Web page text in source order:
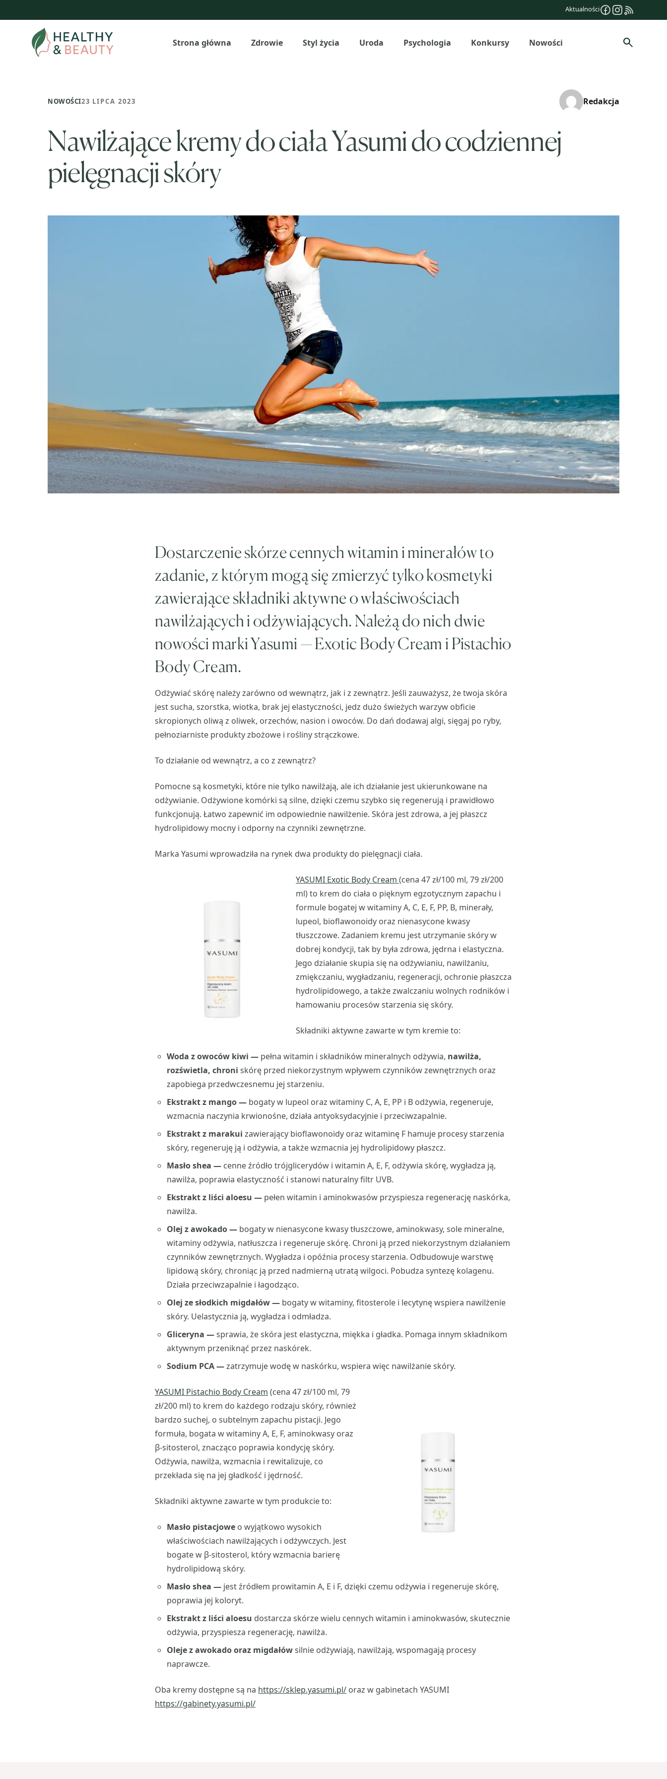
do
Aktualności
Strona główna Zdrowie Styl życia Uroda Psychologia Konkursy Nowości Szukaj
NOWOŚCI23 LIPCA 2023 Redakcja
Nawilżające kremy do ciała Yasumi do codziennej
pielęgnacji skóry
Dostarczenie skórze cennych witamin i minerałów to
zadanie, z którym mogą się zmierzyć tylko kosmetyki
zawierające składniki aktywne o właściwościach
nawilżających i odżywiających. Należą do nich dwie
nowości marki Yasumi — Exotic Body Cream i Pistachio
Body Cream.
Odżywiać skórę należy zarówno od wewnątrz, jak i z zewnątrz. Jeśli zauważysz, że twoja skóra
jest sucha, szorstka, wiotka, brak jej elastyczności, jedz dużo świeżych warzyw obficie
skropionych oliwą z oliwek, orzechów, nasion i owoców. Do dań dodawaj algi, sięgaj po ryby,
pełnoziarniste produkty zbożowe i rośliny strączkowe.
To działanie od wewnątrz, a co z zewnątrz?
Pomocne są kosmetyki, które nie tylko nawilżają, ale ich działanie jest ukierunkowane na
odżywianie. Odżywione komórki są silne, dzięki czemu szybko się regenerują i prawidłowo
funkcjonują. Łatwo zapewnić im odpowiednie nawilżenie. Skóra jest zdrowa, a jej płaszcz
hydrolipidowy mocny i odporny na czynniki zewnętrzne.
Marka Yasumi wprowadziła na rynek dwa produkty do pielęgnacji ciała.
YASUMI Exotic Body Cream (cena 47 zł/100 ml, 79 zł/200
ml) to krem do ciała o pięknym egzotycznym zapachu i
formule bogatej w witaminy A, C, E, F, PP, B, minerały,
lupeol, bioflawonoidy oraz nienasycone kwasy
tłuszczowe. Zadaniem kremu jest utrzymanie skóry w
dobrej kondycji, tak by była zdrowa, jędrna i elastyczna.
Jego działanie skupia się na odżywianiu, nawilżaniu,
zmiękczaniu, wygładzaniu, regeneracji, ochronie płaszcza
hydrolipidowego, a także zwalczaniu wolnych rodników i
hamowaniu procesów starzenia się skóry.
Składniki aktywne zawarte w tym kremie to:
Woda z owoców kiwi — pełna witamin i składników mineralnych odżywia, nawilża,
rozświetla, chroni skórę przed niekorzystnym wpływem czynników zewnętrznych oraz
zapobiega przedwczesnemu jej starzeniu.
Ekstrakt z mango — bogaty w lupeol oraz witaminy C, A, E, PP i B odżywia, regeneruje,
wzmacnia naczynia krwionośne, działa antyoksydacyjnie i przeciwzapalnie.
Ekstrakt z marakui zawierający bioflawonoidy oraz witaminę F hamuje procesy starzenia
skóry, regeneruję ją i odżywia, a także wzmacnia jej hydrolipidowy płaszcz.
Masło shea — cenne źródło trójglicerydów i witamin A, E, F, odżywia skórę, wygładza ją,
nawilża, poprawia elastyczność i stanowi naturalny filtr UVB.
Ekstrakt z liści aloesu — pełen witamin i aminokwasów przyspiesza regenerację naskórka,
nawilża.
Olej z awokado — bogatyw nienasycone kwasy tłuszczowe, aminokwasy, sole mineralne,
witaminy odżywia, natłuszcza i regeneruje skórę. Chroni ją przed niekorzystnym działaniem
czynników zewnętrznych. Wygładza i opóźnia procesy starzenia. Odbudowuje warstwę
lipidową skóry, chroniąc ją przed nadmierną utratą wilgoci. Pobudza syntezę kolagenu.
Działa przeciwzapalnie i łagodząco.
Olej ze słodkich migdałów — bogaty w witaminy, fitosterole i lecytynęwspiera nawilżenie
skóry. Uelastycznia ją, wygładza i odmładza.
Gliceryna —sprawia, że skóra jest elastyczna, miękka i gładka. Pomaga innym składnikom
aktywnym przeniknąć przez naskórek.
Sodium PCA —zatrzymuje wodę w naskórku, wspiera więc nawilżanie skóry.
YASUMI Pistachio Body Cream (cena 47 zł/100 ml, 79
zł/200 ml) to krem do każdego rodzaju skóry, również
bardzo suchej, o subtelnym zapachu pistacji. Jego
formuła, bogata w witaminy A, E, F, aminokwasy oraz
β-sitosterol, znacząco poprawia kondycję skóry.
Odżywia, nawilża, wzmacnia i rewitalizuje, co
przekłada się na jej gładkość i jędrność.
Składniki aktywne zawarte w tym produkcie to:
Masło pistacjowe o wyjątkowo wysokich
właściwościach nawilżających i odżywczych. Jest
bogate w β-sitosterol, który wzmacnia barierę
hydrolipidową skóry.
Masło shea — jest źródłem prowitamin A, E i F, dzięki czemu odżywia i regeneruje skórę,
poprawia jej koloryt.
Ekstrakt z liści aloesu dostarcza skórze wielu cennych witamin i aminokwasów, skutecznie
odżywia, przyspiesza regenerację, nawilża.
Oleje z awokado oraz migdałówsilnie odżywiają, nawilżają, wspomagają procesy
naprawcze.
Oba kremy dostępne są na https://sklep.yasumi.pl/ oraz w gabinetach YASUMI
https://gabinety.yasumi.pl/